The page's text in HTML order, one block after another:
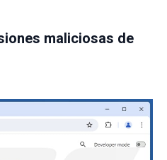
maliciosas de